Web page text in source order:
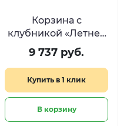
Корзина с
клубникой «Летнее
искушение»
9 737 руб.
Купить в 1 клик
В корзину